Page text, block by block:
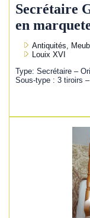
Secrétaire
en
Antiquités,
Louix XVI
Type: Secrétaire –
Sous-type : 3 tiroirs